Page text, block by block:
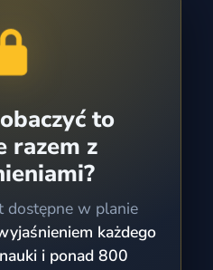
to
razem z
dostępne w planie
każdego
i ponad 800